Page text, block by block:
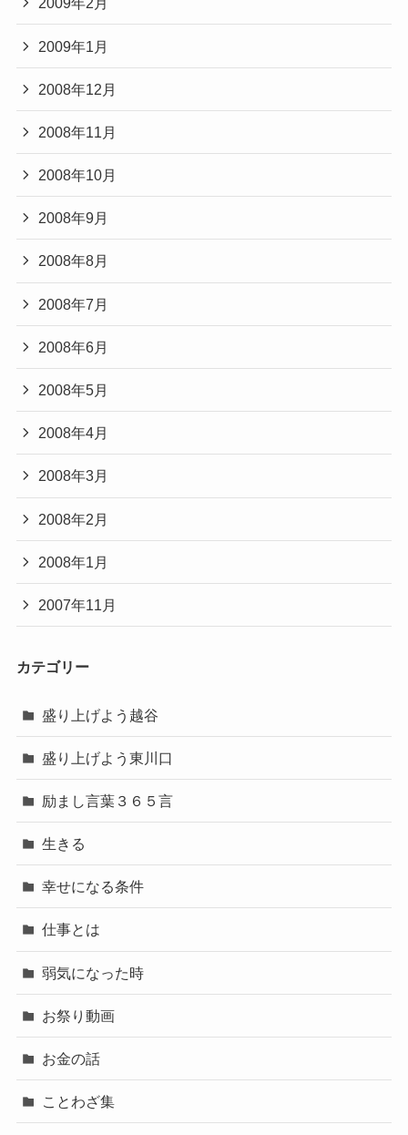
2009年1月
2008年12月
2008年11月
2008年10月
2008年9月
2008年8月
2008年7月
2008年6月
2008年5月
2008年4月
2008年3月
2008年2月
2008年1月
2007年11月
カテゴリー
盛り上げよう越谷
盛り上げよう東川口
励まし言葉３６５言
生きる
幸せになる条件
仕事とは
弱気になった時
お祭り動画
お金の話
ことわざ集